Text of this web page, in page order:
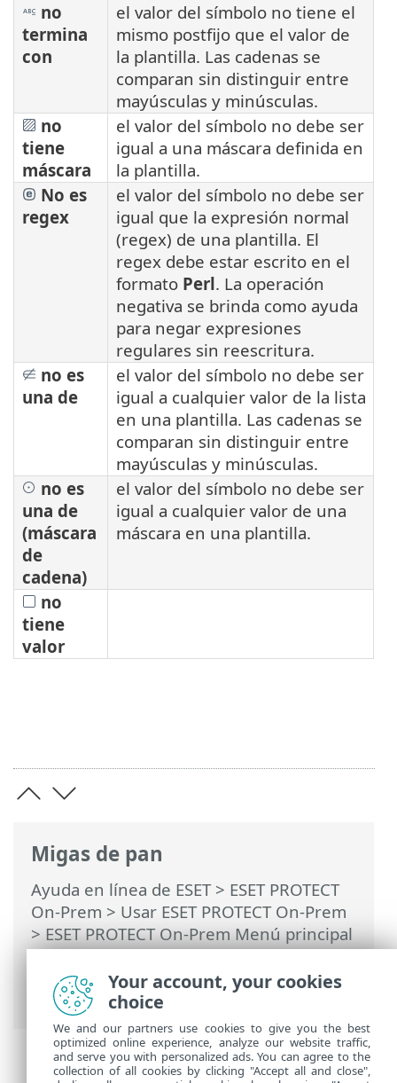
Migas de pan
Ayuda en línea de ESET> ESET PROTECT
On-Prem > Usar ESET PROTECT On-Prem
> ESET PROTECT On-Prem Menú principal
>Más>Plantillas de grupos dinámicos>
Reglas para la plantilla de un grupo
dinámico
> Reglas y conectores lógicos
no
termina
con
el valor del símbolo no tiene el
mismo postfijo que el valor de
la plantilla. Las cadenas se
comparan sin distinguir entre
mayúsculas y minúsculas.
no
tiene
máscara
el valor del símbolo no debe ser
igual a una máscara definida en
la plantilla.
No es
regex
el valor del símbolo no debe ser
igual que la expresión normal
(regex) de una plantilla. El
regex debe estar escrito en el
formato Perl. La operación
negativa se brinda como ayuda
para negar expresiones
regulares sin reescritura.
no es
una de
el valor del símbolo no debe ser
igual a cualquier valor de la lista
en una plantilla. Las cadenas se
comparan sin distinguir entre
mayúsculas y minúsculas.
no es
una de
(máscara
de
cadena)
el valor del símbolo no debe ser
igual a cualquier valor de una
máscara en una plantilla.
no
tiene
valor
Your account, your cookies
choice
We and our partners use cookies to give you the best
optimized online experience, analyze our website traffic,
and serve you with personalized ads. You can agree to the
collection of all cookies by clicking "Accept all and close",